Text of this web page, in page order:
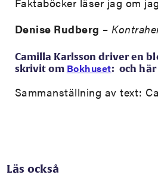
Denise Rudberg –
Camilla Karlsson driver en
skrivit om Bokhuset: och här
Sammanställning av text:
Läs också